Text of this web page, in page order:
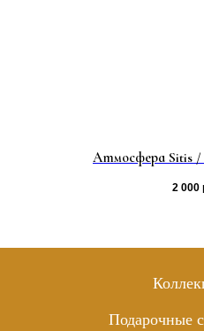
Атмосфера Sitis /
2 000
Подарочные